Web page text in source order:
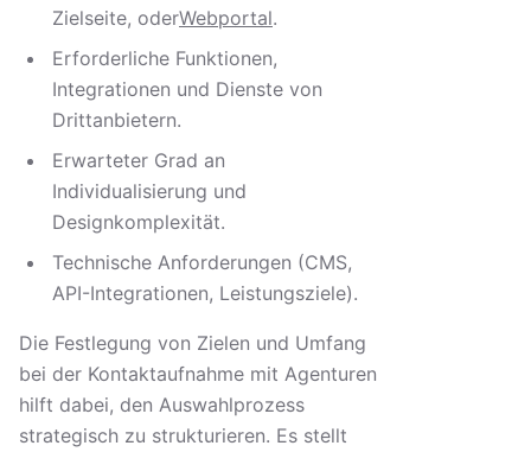
Zielseite, oderWebportal.
Erforderliche Funktionen,
Integrationen und Dienste von
Drittanbietern.
Erwarteter Grad an
Individualisierung und
Designkomplexität.
Technische Anforderungen (CMS,
API-Integrationen, Leistungsziele).
Die Festlegung von Zielen und Umfang
bei der Kontaktaufnahme mit Agenturen
hilft dabei, den Auswahlprozess
strategisch zu strukturieren. Es stellt